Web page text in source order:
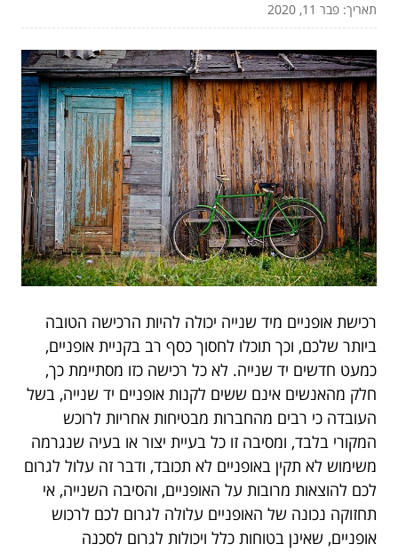
תאריך: פבר 11, 2020
רכישת אופניים מיד שנייה יכולה להיות הרכישה הטובה
ביותר שלכם, וכך תוכלו לחסוך כסף רב בקניית אופניים,
כמעט חדשים יד שנייה. לא כל רכישה כזו מסתיימת כך,
חלק מהאנשים אינם ששים לקנות אופניים יד שנייה, בשל
העובדה כי רבים מהחברות מבטיחות אחריות לרוכש
המקורי בלבד, ומסיבה זו כל בעיית יצור או בעיה שנגרמה
משימוש לא תקין באופניים לא תכובד, ודבר זה עלול לגרום
לכם להוצאות מרובות על האופניים, והסיבה השנייה, אי
תחזוקה נכונה של האופניים עלולה לגרום לכם לרכוש
אופניים, שאינן בטוחות כלל ויכולות לגרום לסכנה